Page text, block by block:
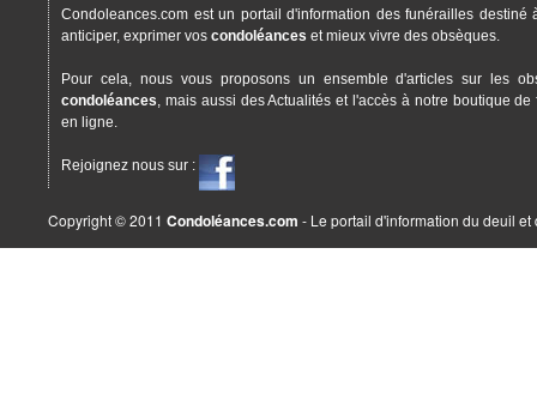
Condoleances.com est un portail d'information des funérailles destiné
anticiper, exprimer vos condoléances et mieux vivre des obsèques.
Pour cela, nous vous proposons un ensemble d'articles sur les
condoléances, mais aussi des Actualités et l'accès à notre boutique
en ligne.
Rejoignez nous sur :
Copyright © 2011 Condoléances.com - Le portail d'information du deuil et